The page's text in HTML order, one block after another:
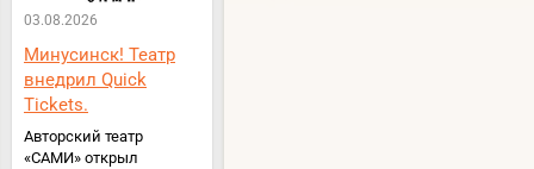
03.08.2026
Минусинск! Театр
внедрил Quick
Tickets.
Авторский театр
«САМИ» открыл